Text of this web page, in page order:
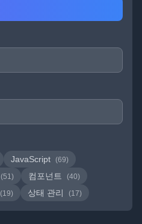
JavaScript (69)
(51) 컴포넌트 (40)
(19) 상태 관리 (17)